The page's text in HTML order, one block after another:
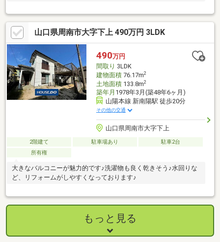
山口県周南市大字下上 490万円 3LDK
490万円
間取り 3LDK
建物面積76.17m2
土地面積133.8m2
築年月 1978年3月(築48年6ヶ月)
山陽本線 新南陽駅 徒歩20分
その他の交通
山口県周南市大字下上
2階建て 駐車場あり
駐車2台
所有権
大きなバルコニーが魅力的です♪洗濯物も良く乾きそう♪水回りな
ど、リフォームがしやすくなっております♪
もっと見る